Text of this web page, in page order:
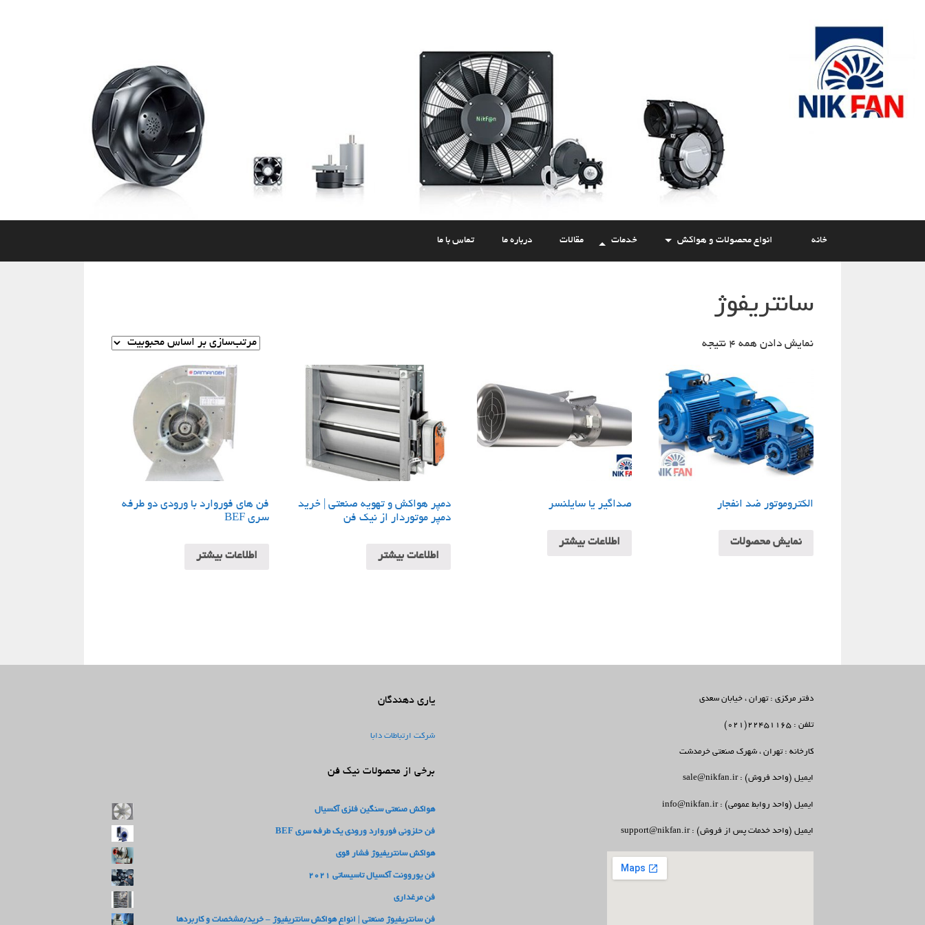
خانه انواع محصولات و هواکش خدمات مقالات درباره ما تماس با ما
سانتریفوژ
نمایش دادن همه 4 نتیجه
الکتروموتور ضد انفجار
نمایش محصولات
صداگیر یا سایلنسر
اطلاعات بیشتر
دمپر هواکش و تهویه صنعتی | خرید
دمپر موتوردار از نیک فن
اطلاعات بیشتر
فن های فوروارد با ورودی دو طرفه
سری BEF
اطلاعات بیشتر
یاری دهندگان
شرکت ارتباطات دابا
برخی از محصولات نیک فن
هواکش صنعتی سنگین فلزی آکسیال
فن حلزونی فوروارد ورودی یک طرفه سری BEF
هواکش سانتریفیوژ فشار قوی
فن یوروونت آکسیال تاسیساتی 2021
فن مرغداری
فن سانتریفیوژ صنعتی | انواع هواکش سانتریفیوژ – خرید/مشخصات و کاربردها
دفتر مرکزی : تهران ، خیابان سعدی
تلفن : 22451165(021)
کارخانه : تهران ، شهرک صنعتی خرمدشت
ایمیل (واحد فروش) : sale@nikfan.ir
ایمیل (واحد روابط عمومی) : info@nikfan.ir
ایمیل (واحد خدمات پس از فروش) : support@nikfan.ir